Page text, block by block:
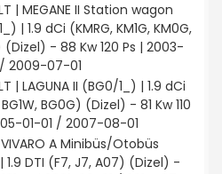
| MEGANE II Station wagon
| 1.9 dCi (KMRG, KM1G, KM0G,
(Dizel) - 88 Kw 120 Ps | 2003-
2009-07-01
| LAGUNA II (BG0/1_) | 1.9 dCi
BG1W, BG0G) (Dizel) - 81 Kw 110
01-01 / 2007-08-01
VIVARO A Minibüs/Otobüs
1.9 DTI (F7, J7, A07) (Dizel) -